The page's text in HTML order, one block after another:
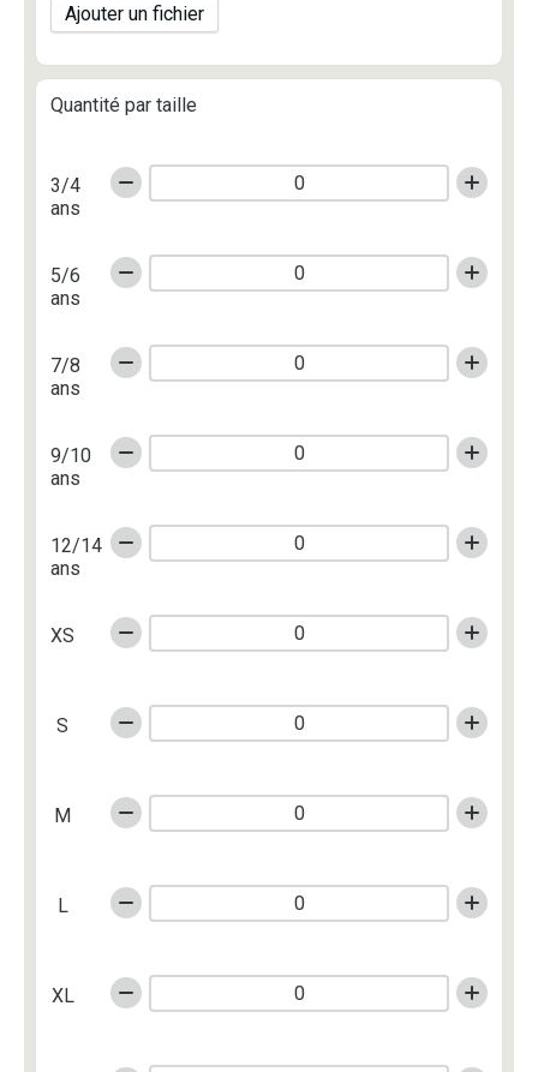
Ajouter un fichier
Quantité par taille
3/4
ans
5/6
ans
7/8
ans
9/10
ans
12/14
ans
XS
S
M
L
XL